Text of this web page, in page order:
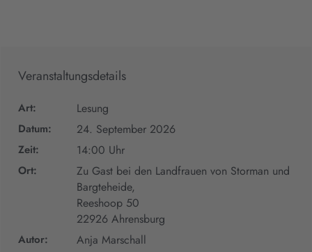
Veranstaltungsdetails
Art: Lesung
Datum: 24. September 2026
Zeit: 14:00 Uhr
Ort:
Zu Gast bei den Landfrauen von Storman und
Bargteheide,
Reeshoop 50
22926 Ahrensburg
Autor: Anja Marschall